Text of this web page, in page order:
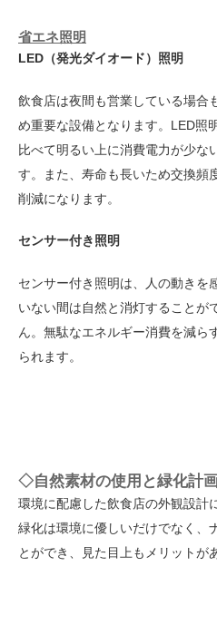
省エネ照明
LED（発光ダイオード）照明
飲食店は夜間も営業している場合
め重要な設備となります。LED照
比べて明るい上に消費電力が少な
す。また、寿命も長いため交換頻
削減になります。
センサー付き照明
センサー付き照明は、人の動きを
いない間は自然と消灯することが
ん。無駄なエネルギー消費を減ら
られます。
◇自然素材の使用と緑化計
環境に配慮した飲食店の外観設計
緑化は環境に優しいだけでなく、
とができ、見た目上もメリットが